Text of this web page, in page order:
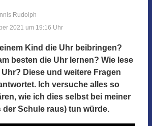
Rudolph
2021 um 19:16 Uhr
Kind die Uhr beibringen?
besten die Uhr lernen? Wie lese
Diese und weitere Fragen
Ich versuche alles so
wie ich dies selbst bei meiner
der Schule raus) tun würde.